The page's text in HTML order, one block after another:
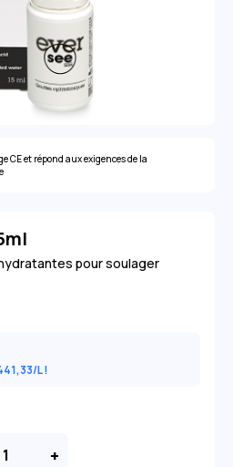
CE et répond aux exigences de la
pour soulager
,33/L
+